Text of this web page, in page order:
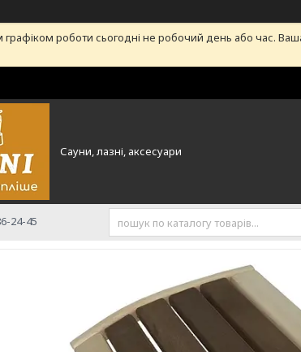
роботи сьогодні не робочий день або час.
Сауни, лазні, аксесуари
24-45